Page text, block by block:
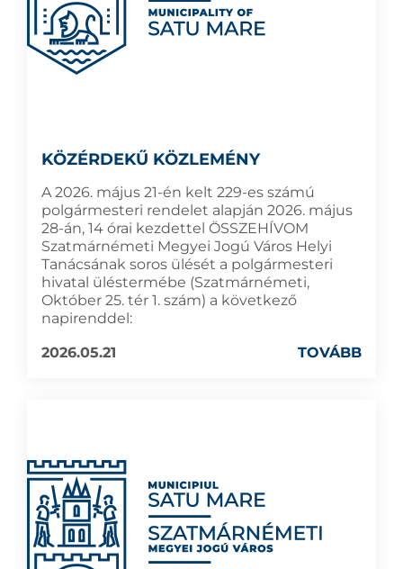
KÖZÉRDEKŰ KÖZLEMÉNY
A 2026. május 21-én kelt 229-es számú
polgármesteri rendelet alapján 2026. május
28-án, 14 órai kezdettel ÖSSZEHÍVOM
Szatmárnémeti Megyei Jogú Város Helyi
Tanácsának soros ülését a polgármesteri
hivatal üléstermébe (Szatmárnémeti,
Október 25. tér 1. szám) a következő
napirenddel:
2026.05.21
TOVÁBB